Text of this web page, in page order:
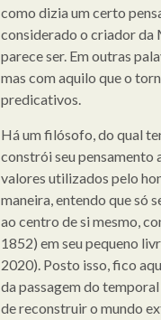
como dizia um certo
considerado o criador da
parece ser. Em outras
mas com aquilo que o
predicativos.
Há um filósofo, do qual
constrói seu pensamento
valores utilizados pelo
maneira, entendo que só
ao centro de si mesmo,
1852) em seu pequeno
2020). Posto isso, fico
da passagem do
de reconstruir o mundo